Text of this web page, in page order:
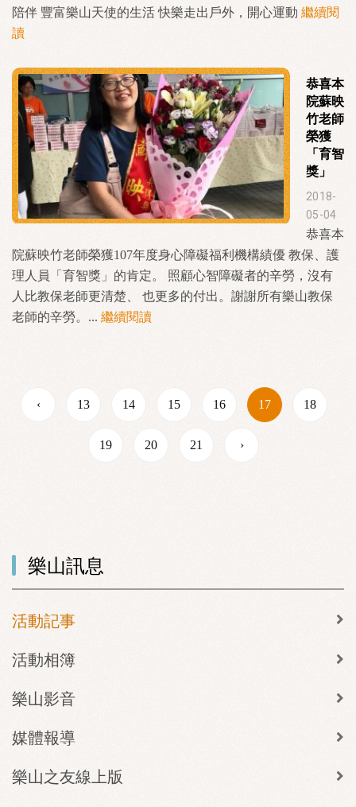
陪伴 豐富樂山天使的生活 快樂走出戶外，開心運動 繼續閱
讀
恭喜本
院蘇映
竹老師
榮獲
「育智
獎」
2018-
05-04
恭喜本
院蘇映竹老師榮獲107年度身心障礙福利機構績優 教保、護
理人員「育智獎」的肯定。 照顧心智障礙者的辛勞，沒有
人比教保老師更清楚、 也更多的付出。謝謝所有樂山教保
老師的辛勞。... 繼續閱讀
‹ 13 14 15 16 17 18
19 20 21 ›
樂山訊息
活動記事
活動相簿
樂山影音
媒體報導
樂山之友線上版